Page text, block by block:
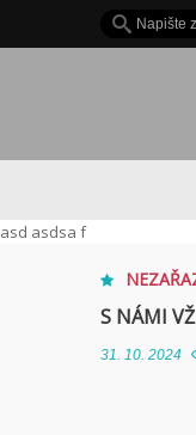
asd asdsa f
S NÁMI
31. 10. 2024